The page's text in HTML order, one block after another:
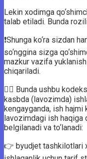
Lekin xodimga
talab etiladi. Bunda
❗️Shunga ko‘ra sizdan
so‘nggina sizga
mazkur vazifa
chiqariladi.
💁‍♂ Bunda ushbu
kasbda (lavozimda)
kengayganda, ish hajmi
lavozimdagi ish haqiga
belgilanadi va to‘lanadi:
👉 byudjet tashkilotlari